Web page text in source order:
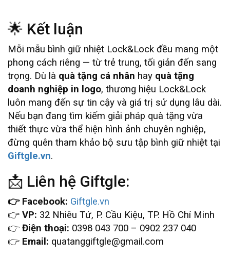
🌟 Kết luận
Mỗi mẫu bình giữ nhiệt Lock&Lock đều mang một
phong cách riêng — từ trẻ trung, tối giản đến sang
trọng. Dù là quà tặng cá nhân hay quà tặng
doanh nghiệp in logo, thương hiệu Lock&Lock
luôn mang đến sự tin cậy và giá trị sử dụng lâu dài.
Nếu bạn đang tìm kiếm giải pháp quà tặng vừa
thiết thực vừa thể hiện hình ảnh chuyên nghiệp,
đừng quên tham khảo bộ sưu tập bình giữ nhiệt tại
Giftgle.vn.
📩 Liên hệ Giftgle:
👉 Facebook: Giftgle.vn
👉 VP: 32 Nhiêu Tứ, P. Cầu Kiệu, TP. Hồ Chí Minh
👉 Điện thoại: 0398 043 700 – 0902 237 040
👉 Email: quatanggiftgle@gmail.com